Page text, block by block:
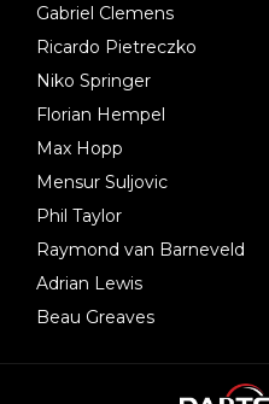
Gabriel Clemens
Ricardo Pietreczko
Niko Springer
Florian Hempel
Max Hopp
Mensur Suljovic
Phil Taylor
Raymond van Barneveld
Adrian Lewis
Beau Greaves